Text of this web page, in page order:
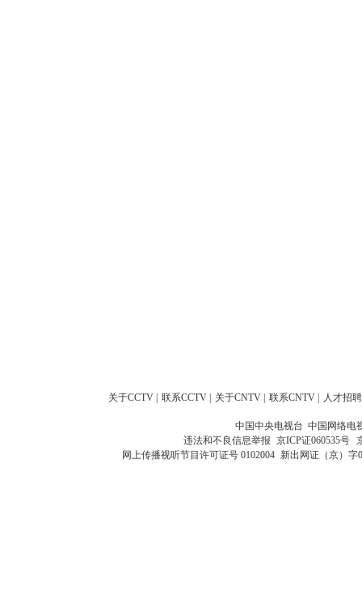
关于CCTV 联系CCTV 关于CNTV 联系CNTV 人才招聘
中国中央电视台 中国网络电
违法和不良信息举报 京ICP证060535号
网上传播视听节目许可证号 0102004 新出网证（京）